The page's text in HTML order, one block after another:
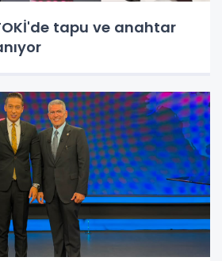
tapu ve anahtar